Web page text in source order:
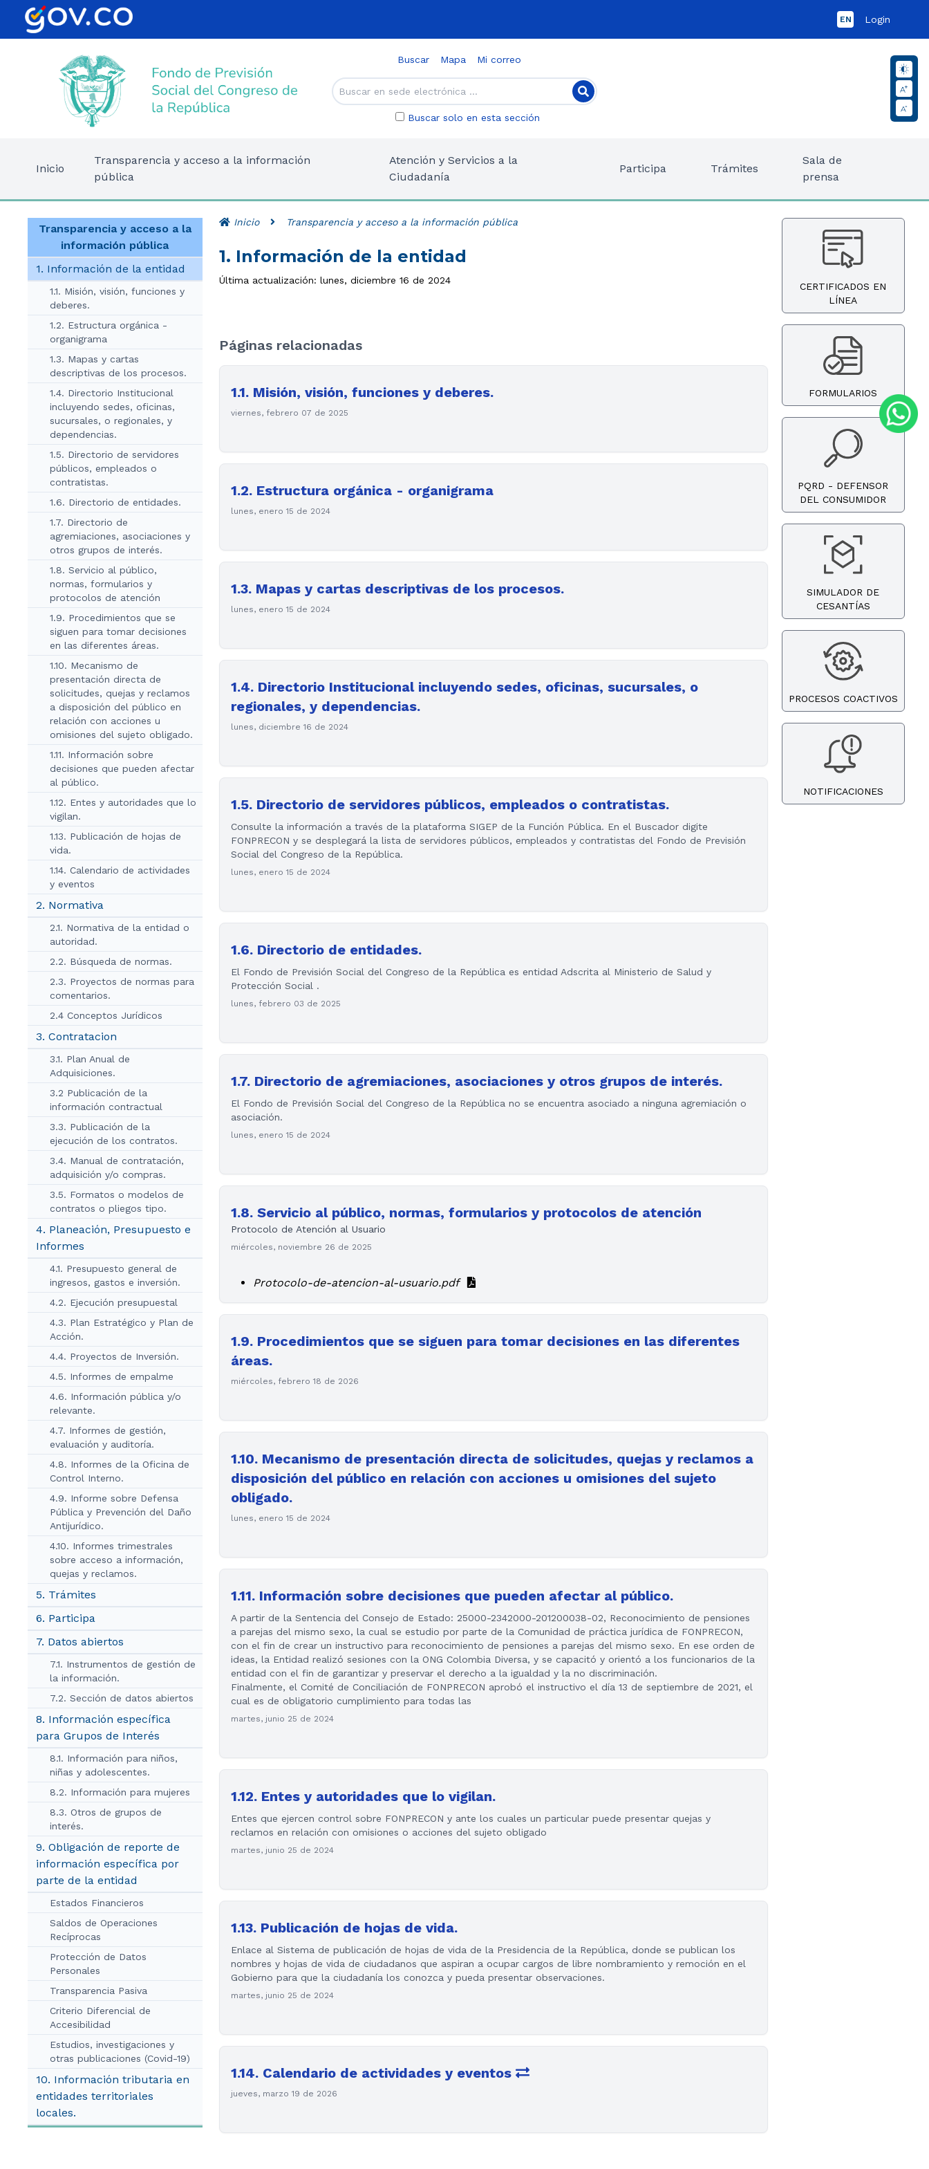
EN Login
Buscar Mapa Mi correo
Buscar solo en esta sección
Inicio
Transparencia y acceso a la información
pública
Atención y Servicios a la
Ciudadanía
Participa Trámites
Sala de
prensa
Transparencia y acceso a la
información pública
1. Información de la entidad
1.1. Misión, visión, funciones y
deberes.
1.2. Estructura orgánica -
organigrama
1.3. Mapas y cartas
descriptivas de los procesos.
1.4. Directorio Institucional
incluyendo sedes, oficinas,
sucursales, o regionales, y
dependencias.
1.5. Directorio de servidores
públicos, empleados o
contratistas.
1.6. Directorio de entidades.
1.7. Directorio de
agremiaciones, asociaciones y
otros grupos de interés.
1.8. Servicio al público,
normas, formularios y
protocolos de atención
1.9. Procedimientos que se
siguen para tomar decisiones
en las diferentes áreas.
1.10. Mecanismo de
presentación directa de
solicitudes, quejas y reclamos
a disposición del público en
relación con acciones u
omisiones del sujeto obligado.
1.11. Información sobre
decisiones que pueden afectar
al público.
1.12. Entes y autoridades que lo
vigilan.
1.13. Publicación de hojas de
vida.
1.14. Calendario de actividades
y eventos
2. Normativa
2.1. Normativa de la entidad o
autoridad.
2.2. Búsqueda de normas.
2.3. Proyectos de normas para
comentarios.
2.4 Conceptos Jurídicos
3. Contratacion
3.1. Plan Anual de
Adquisiciones.
3.2 Publicación de la
información contractual
3.3. Publicación de la
ejecución de los contratos.
3.4. Manual de contratación,
adquisición y/o compras.
3.5. Formatos o modelos de
contratos o pliegos tipo.
4. Planeación, Presupuesto e
Informes
4.1. Presupuesto general de
ingresos, gastos e inversión.
4.2. Ejecución presupuestal
4.3. Plan Estratégico y Plan de
Acción.
4.4. Proyectos de Inversión.
4.5. Informes de empalme
4.6. Información pública y/o
relevante.
4.7. Informes de gestión,
evaluación y auditoría.
4.8. Informes de la Oficina de
Control Interno.
4.9. Informe sobre Defensa
Pública y Prevención del Daño
Antijurídico.
4.10. Informes trimestrales
sobre acceso a información,
quejas y reclamos.
5. Trámites
6. Participa
7. Datos abiertos
7.1. Instrumentos de gestión de
la información.
7.2. Sección de datos abiertos
8. Información específica
para Grupos de Interés
8.1. Información para niños,
niñas y adolescentes.
8.2. Información para mujeres
8.3. Otros de grupos de
interés.
9. Obligación de reporte de
información específica por
parte de la entidad
Estados Financieros
Saldos de Operaciones
Recíprocas
Protección de Datos
Personales
Transparencia Pasiva
Criterio Diferencial de
Accesibilidad
Estudios, investigaciones y
otras publicaciones (Covid-19)
10. Información tributaria en
entidades territoriales
locales.
Inicio Transparencia y acceso a la información pública
1. Información de la entidad
Última actualización: lunes, diciembre 16 de 2024
Páginas relacionadas
1.1. Misión, visión, funciones y deberes.
viernes, febrero 07 de 2025
1.2. Estructura orgánica - organigrama
lunes, enero 15 de 2024
1.3. Mapas y cartas descriptivas de los procesos.
lunes, enero 15 de 2024
1.4. Directorio Institucional incluyendo sedes, oficinas, sucursales, o
regionales, y dependencias.
lunes, diciembre 16 de 2024
1.5. Directorio de servidores públicos, empleados o contratistas.
Consulte la información a través de la plataforma SIGEP de la Función Pública. En el Buscador digite
FONPRECON y se desplegará la lista de servidores públicos, empleados y contratistas del Fondo de Previsión
Social del Congreso de la República.
lunes, enero 15 de 2024
1.6. Directorio de entidades.
El Fondo de Previsión Social del Congreso de la República es entidad Adscrita al Ministerio de Salud y
Protección Social .
lunes, febrero 03 de 2025
1.7. Directorio de agremiaciones, asociaciones y otros grupos de interés.
El Fondo de Previsión Social del Congreso de la República no se encuentra asociado a ninguna agremiación o
asociación.
lunes, enero 15 de 2024
1.8. Servicio al público, normas, formularios y protocolos de atención
Protocolo de Atención al Usuario
miércoles, noviembre 26 de 2025
Protocolo-de-atencion-al-usuario.pdf
1.9. Procedimientos que se siguen para tomar decisiones en las diferentes
áreas.
miércoles, febrero 18 de 2026
1.10. Mecanismo de presentación directa de solicitudes, quejas y reclamos a
disposición del público en relación con acciones u omisiones del sujeto
obligado.
lunes, enero 15 de 2024
1.11. Información sobre decisiones que pueden afectar al público.
A partir de la Sentencia del Consejo de Estado: 25000-2342000-201200038-02, Reconocimiento de pensiones
a parejas del mismo sexo, la cual se estudio por parte de la Comunidad de práctica jurídica de FONPRECON,
con el fin de crear un instructivo para reconocimiento de pensiones a parejas del mismo sexo. En ese orden de
ideas, la Entidad realizó sesiones con la ONG Colombia Diversa, y se capacitó y orientó a los funcionarios de la
entidad con el fin de garantizar y preservar el derecho a la igualdad y la no discriminación.
Finalmente, el Comité de Conciliación de FONPRECON aprobó el instructivo el día 13 de septiembre de 2021, el
cual es de obligatorio cumplimiento para todas las
martes, junio 25 de 2024
1.12. Entes y autoridades que lo vigilan.
Entes que ejercen control sobre FONPRECON y ante los cuales un particular puede presentar quejas y
reclamos en relación con omisiones o acciones del sujeto obligado
martes, junio 25 de 2024
1.13. Publicación de hojas de vida.
Enlace al Sistema de publicación de hojas de vida de la Presidencia de la República, donde se publican los
nombres y hojas de vida de ciudadanos que aspiran a ocupar cargos de libre nombramiento y remoción en el
Gobierno para que la ciudadanía los conozca y pueda presentar observaciones.
martes, junio 25 de 2024
1.14. Calendario de actividades y eventos
jueves, marzo 19 de 2026
CERTIFICADOS EN
LÍNEA
FORMULARIOS
PQRD - DEFENSOR
DEL CONSUMIDOR
SIMULADOR DE
CESANTÍAS
PROCESOS COACTIVOS
NOTIFICACIONES